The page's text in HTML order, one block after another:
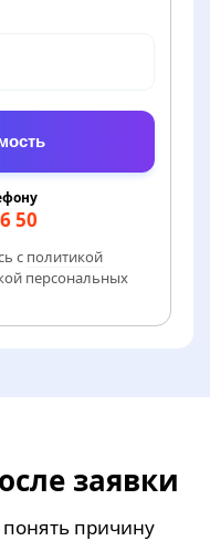
и
50
с политикой
персональных
заявки
понять причину